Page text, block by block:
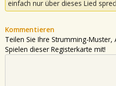
einfach nur über dieses Lied
Kommentieren
Teilen Sie Ihre Strumming-
Spielen dieser Registerkarte mit!